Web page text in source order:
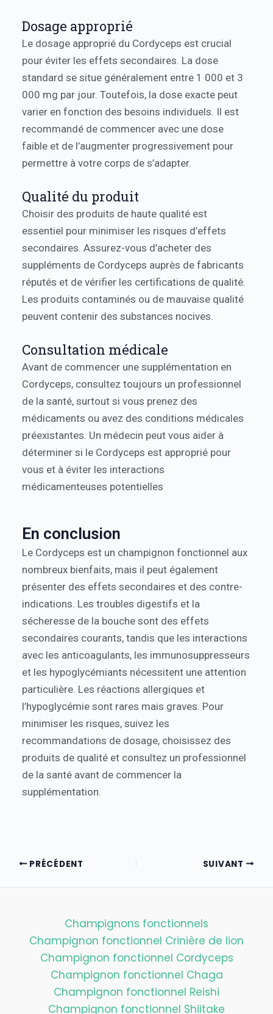
Dosage approprié
Le dosage approprié du Cordyceps est crucial
pour éviter les effets secondaires. La dose
standard se situe généralement entre 1 000 et 3
000 mg par jour. Toutefois, la dose exacte peut
varier en fonction des besoins individuels. Il est
recommandé de commencer avec une dose
faible et de l’augmenter progressivement pour
permettre à votre corps de s’adapter.
Qualité du produit
Choisir des produits de haute qualité est
essentiel pour minimiser les risques d’effets
secondaires. Assurez-vous d’acheter des
suppléments de Cordyceps auprès de fabricants
réputés et de vérifier les certifications de qualité.
Les produits contaminés ou de mauvaise qualité
peuvent contenir des substances nocives.
Consultation médicale
Avant de commencer une supplémentation en
Cordyceps, consultez toujours un professionnel
de la santé, surtout si vous prenez des
médicaments ou avez des conditions médicales
préexistantes. Un médecin peut vous aider à
déterminer si le Cordyceps est approprié pour
vous et à éviter les interactions
médicamenteuses potentielles
En conclusion
Le Cordyceps est un champignon fonctionnel aux
nombreux bienfaits, mais il peut également
présenter des effets secondaires et des contre-
indications. Les troubles digestifs et la
sécheresse de la bouche sont des effets
secondaires courants, tandis que les interactions
avec les anticoagulants, les immunosuppresseurs
et les hypoglycémiants nécessitent une attention
particulière. Les réactions allergiques et
l’hypoglycémie sont rares mais graves. Pour
minimiser les risques, suivez les
recommandations de dosage, choisissez des
produits de qualité et consultez un professionnel
de la santé avant de commencer la
supplémentation.
PRÉCÉDENT SUIVANT
Champignons fonctionnels
Champignon fonctionnel Crinière de lion
Champignon fonctionnel Cordyceps
Champignon fonctionnel Chaga
Champignon fonctionnel Reishi
Champignon fonctionnel Shiitake